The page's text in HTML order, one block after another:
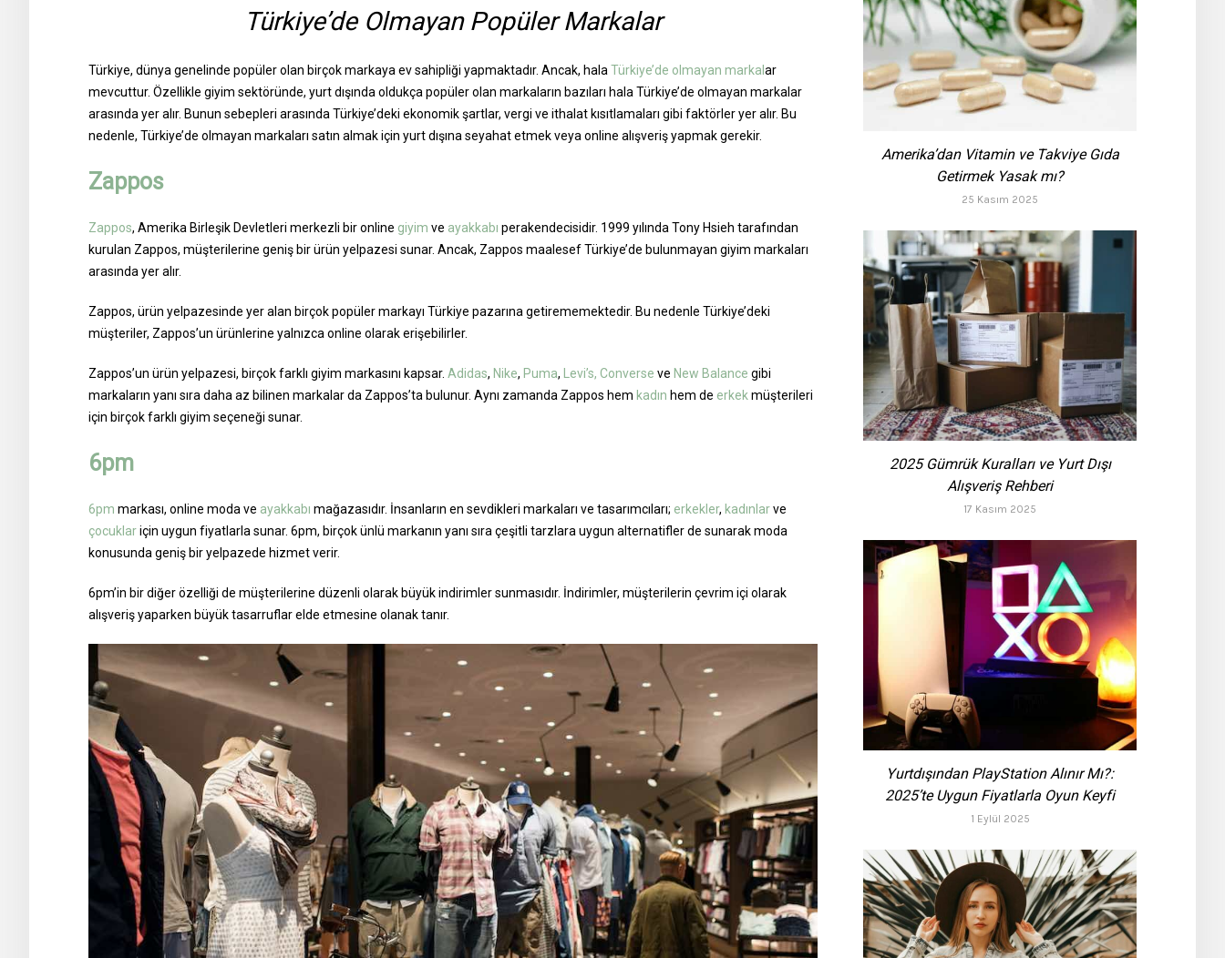
Türkiye’de Olmayan Popüler Markalar
Türkiye, dünya genelinde popüler olan birçok markaya ev sahipliği yapmaktadır. Ancak, halaTürkiye’de olmayan markal ar
mevcuttur. Özellikle giyim sektöründe, yurt dışında oldukça popüler olan markaların bazıları hala Türkiye’de olmayan markalar
arasında yer alır. Bunun sebepleri arasında Türkiye’deki ekonomik şartlar, vergi ve ithalat kısıtlamaları gibi faktörler yer alır. Bu
nedenle, Türkiye’de olmayan markaları satın almak için yurt dışına seyahat etmek veya online alışveriş yapmak gerekir.
Zappos
Zappos, Amerika Birleşik Devletleri merkezli bir online giyim ve ayakkabı perakendecisidir. 1999 yılında Tony Hsieh tarafından
kurulan Zappos, müşterilerine geniş bir ürün yelpazesi sunar. Ancak, Zappos maalesef Türkiye’de bulunmayan giyim markaları
arasında yer alır.
Zappos, ürün yelpazesinde yer alan birçok popüler markayı Türkiye pazarına getirememektedir. Bu nedenle Türkiye’deki
müşteriler, Zappos’un ürünlerine yalnızca online olarak erişebilirler.
Zappos’un ürün yelpazesi, birçok farklı giyim markasını kapsar. Adidas, Nike, Puma, Levi’s, Converse ve New Balance gibi
markaların yanı sıra daha az bilinen markalar da Zappos’ta bulunur. Aynı zamanda Zappos hem kadın hem de erkekmüşterileri
için birçok farklı giyim seçeneği sunar.
6pm
6pm markası, online moda ve ayakkabı mağazasıdır. İnsanların en sevdikleri markaları ve tasarımcıları; erkekler, kadınlarve
çocuklariçin uygun fiyatlarla sunar. 6pm, birçok ünlü markanın yanı sıra çeşitli tarzlara uygun alternatifler de sunarak moda
konusunda geniş bir yelpazede hizmet verir.
6pm’in bir diğer özelliği de müşterilerine düzenli olarak büyük indirimler sunmasıdır. İndirimler, müşterilerin çevrim içi olarak
alışveriş yaparken büyük tasarruflar elde etmesine olanak tanır.
Amerika’dan Vitamin ve Takviye Gıda
Getirmek Yasak mı?
25 Kasım 2025
2025 Gümrük Kuralları ve Yurt Dışı
Alışveriş Rehberi
17 Kasım 2025
Yurtdışından PlayStation Alınır Mı?:
2025’te Uygun Fiyatlarla Oyun Keyfi
1 Eylül 2025